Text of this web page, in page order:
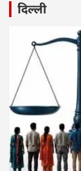
दिल्ली